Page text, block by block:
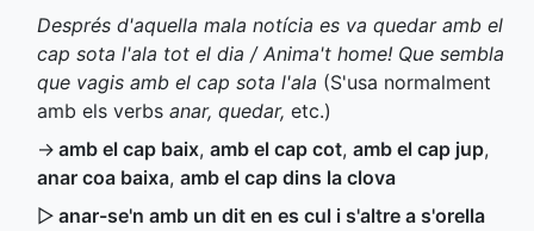
Després d'aquella mala notícia es va quedar amb el
cap sota l'ala tot el dia / Anima't home! Que sembla
que vagis amb el cap sota l'ala (S'usa normalment
amb els verbs anar, quedar, etc.)
→ amb el cap baix, amb el cap cot, amb el cap jup,
anar coa baixa, amb el cap dins la clova
▷ anar-se'n amb un dit en es cul i s'altre a s'orella